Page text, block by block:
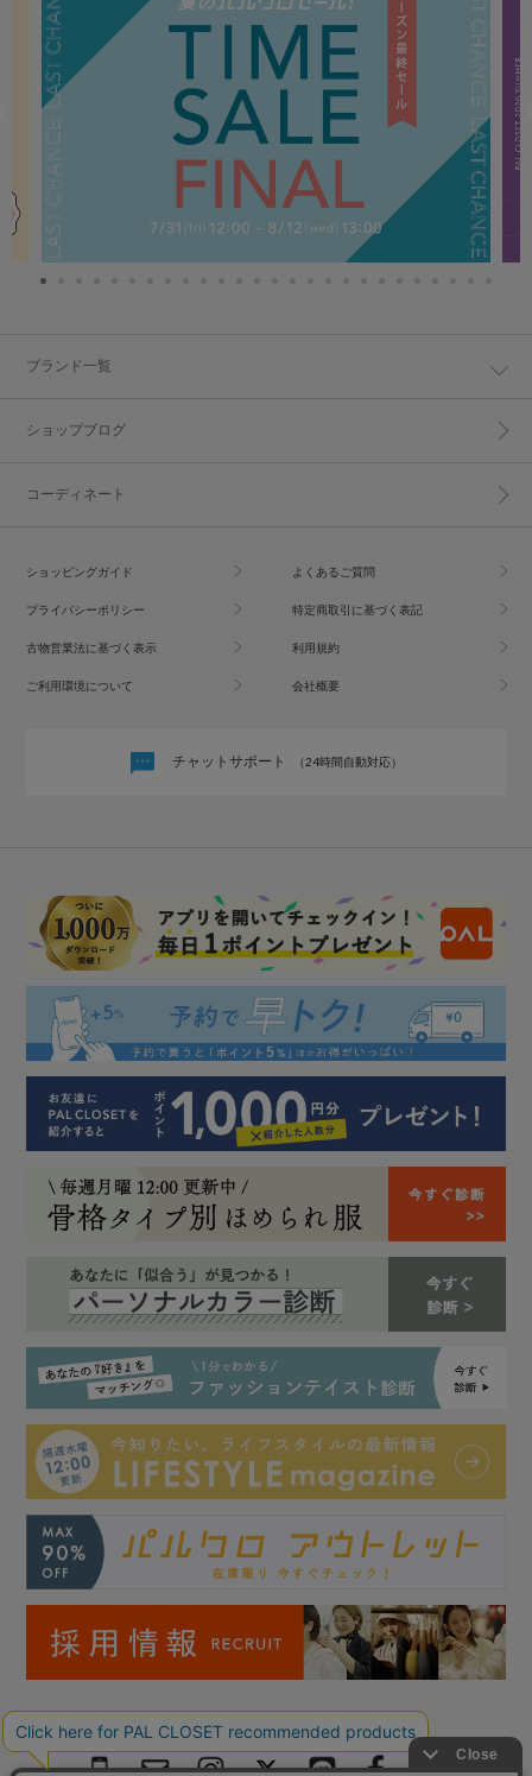
ブランド一覧
ショップブログ
コーディネート
ショッピングガイド よくあるご質問
プライバシーポリシー 特定商取引に基づく表記
古物営業法に基づく表示 利用規約
ご利用環境について 会社概要
チャットサポート （24時間自動対応）